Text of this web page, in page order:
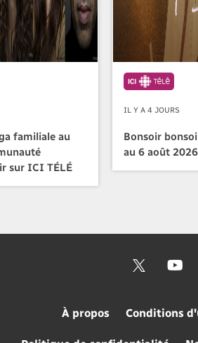
familiale au
sur ICI TÉLÉ
IL Y A 4 JOURS
Bonsoir
au 6 août 2026
À propos Conditions